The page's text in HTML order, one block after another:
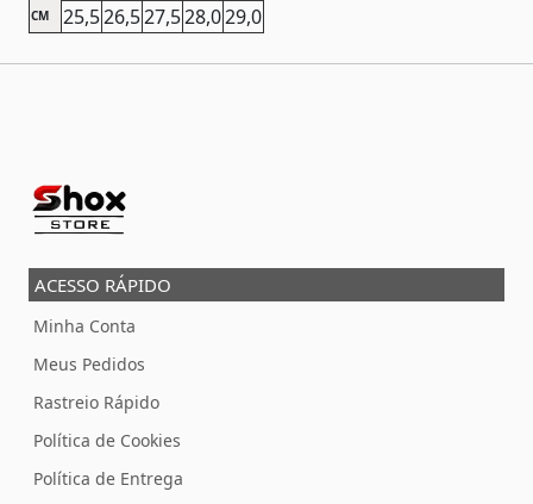
CM 25,526,527,528,029,0
ACESSO RÁPIDO
Minha Conta
Meus Pedidos
Rastreio Rápido
Política de Cookies
Política de Entrega